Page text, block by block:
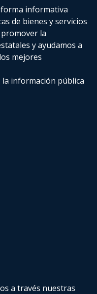
informativa
de bienes y servicios
la
y ayudamos a
mejores
información pública
a través nuestras